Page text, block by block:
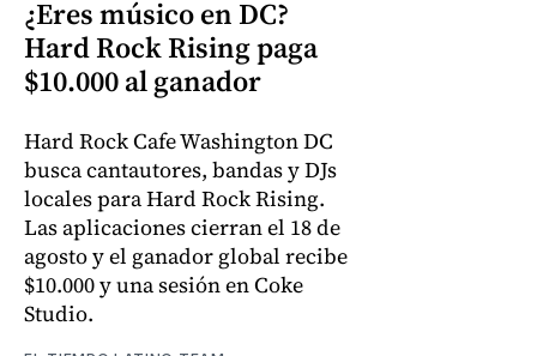
¿Eres músico en DC?
Hard Rock Rising paga
$10.000 al ganador
Hard Rock Cafe Washington DC
busca cantautores, bandas y DJs
locales para Hard Rock Rising.
Las aplicaciones cierran el 18 de
agosto y el ganador global recibe
$10.000 y una sesión en Coke
Studio.